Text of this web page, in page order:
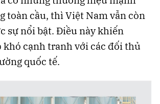
toàn cầu, thì Việt Nam vẫn còn
sự nổi bật. Điều này khiến
khó cạnh tranh với các đối thủ
quốc tế.